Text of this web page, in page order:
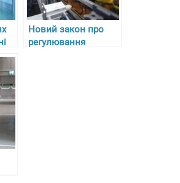
Новий закон про
регулювання